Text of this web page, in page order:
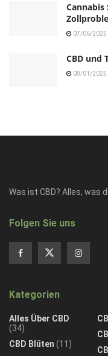
Cannabis
07/06/2025
CBD und
08/01/2025
Was ist CBD? Alles, was
Folgen Sie uns
Kategorien
Alles Über CBD
(34)
CBD Blüten (11)